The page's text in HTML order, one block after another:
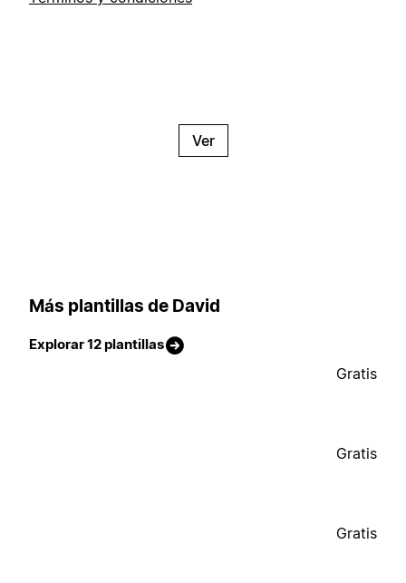
Ver
Más plantillas de David
Explorar 12 plantillas
Gratis
Gratis
Gratis